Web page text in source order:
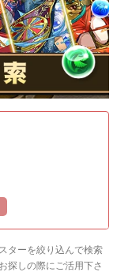
ターを絞り込んで検索
探しの際にご活用下さ